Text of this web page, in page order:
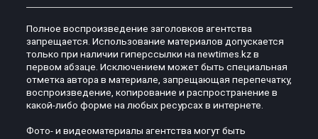
Полное воспроизведение заголовков агентства
запрещается. Использование материалов допускается
только при наличии гиперссылки на newtimes.kz в
первом абзаце. Исключением может быть специальная
отметка автора в материале, запрещающая перепечатку,
воспроизведение, копирование и распространение в
какой-либо форме на любых ресурсах в интернете.
Фото- и видеоматериалы агентства могут быть